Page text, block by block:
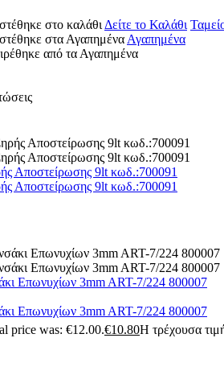
στο καλάθι Δείτε το Καλάθι
στα Αγαπημένα Αγαπημένα
από τα Αγαπημένα
Αποστείρωσης 9lt κωδ.:700091
Αποστείρωσης 9lt κωδ.:700091
Επωνυχίων 3mm ART-7/224 800007
Επωνυχίων 3mm ART-7/224 800007
price was: €12.00.€10.80Η τρέχουσα